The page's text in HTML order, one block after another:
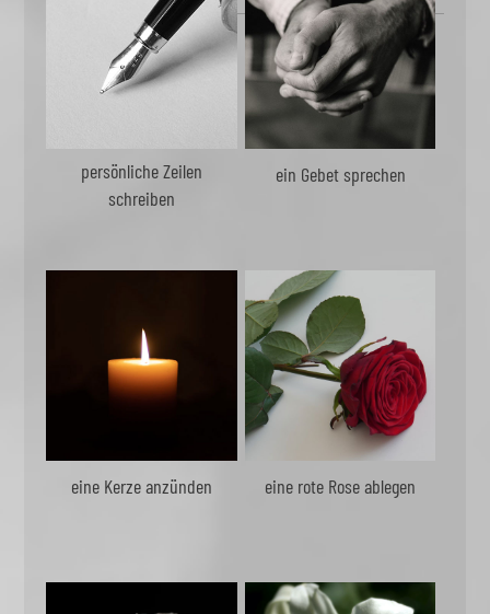
persönliche Zeilen
schreiben
ein Gebet sprechen
eine Kerze anzünden eine rote Rose ablegen